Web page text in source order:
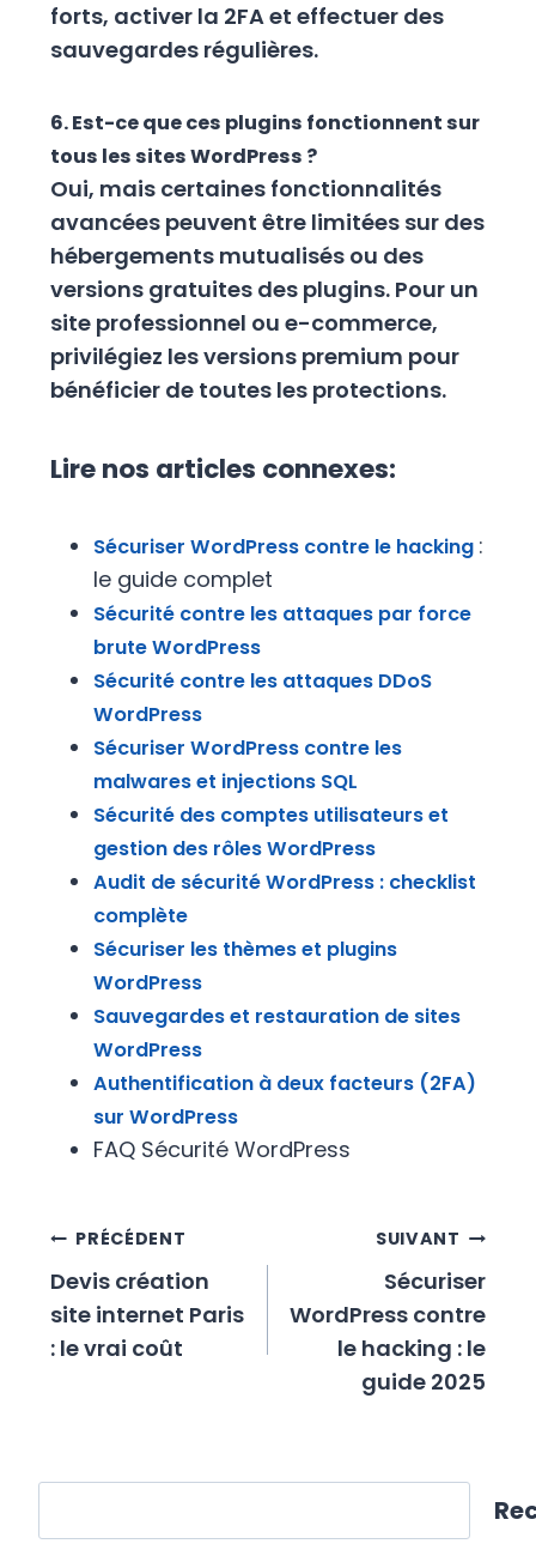
forts, activer la 2FA et effectuer des
sauvegardes régulières.
6. Est-ce que ces plugins fonctionnent sur
tous les sites WordPress ?
Oui, mais certaines fonctionnalités
avancées peuvent être limitées sur des
hébergements mutualisés ou des
versions gratuites des plugins. Pour un
site professionnel ou e-commerce,
privilégiez les versions premium pour
bénéficier de toutes les protections.
Lire nos articles connexes:
Sécuriser WordPress contre le hacking :
le guide complet
Sécurité contre les attaques par force
brute WordPress
Sécurité contre les attaques DDoS
WordPress
Sécuriser WordPress contre les
malwares et injections SQL
Sécurité des comptes utilisateurs et
gestion des rôles WordPress
Audit de sécurité WordPress : checklist
complète
Sécuriser les thèmes et plugins
WordPress
Sauvegardes et restauration de sites
WordPress
Authentification à deux facteurs (2FA)
sur WordPress
FAQ Sécurité WordPress
Navigation
l’article
PRÉCÉDENT
Devis création
site internet Paris
: le vrai coût
SUIVANT
Sécuriser
WordPress contre
le hacking : le
guide 2025